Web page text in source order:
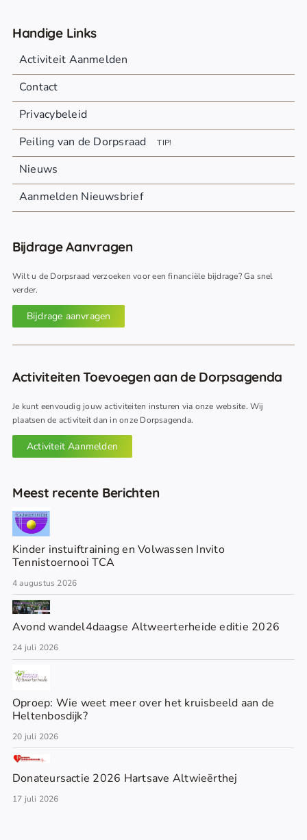
Handige Links
Activiteit Aanmelden
Contact
Privacybeleid
Peiling van de Dorpsraad
TIP!
Nieuws
Aanmelden Nieuwsbrief
Bijdrage Aanvragen
Wilt u de Dorpsraad verzoeken voor een financiële bijdrage? Ga snel
verder.
Bijdrage aanvragen
Activiteiten Toevoegen aan de Dorpsagenda
Je kunt eenvoudig jouw activiteiten insturen via onze website. Wij
plaatsen de activiteit dan in onze Dorpsagenda.
Activiteit Aanmelden
Meest recente Berichten
Kinder instuiftraining en Volwassen Invito
Tennistoernooi TCA
4 augustus 2026
Avond wandel4daagse Altweerterheide editie 2026
24 juli 2026
Oproep: Wie weet meer over het kruisbeeld aan de
Heltenbosdijk?
20 juli 2026
Donateursactie 2026 Hartsave Altwieërthej
17 juli 2026